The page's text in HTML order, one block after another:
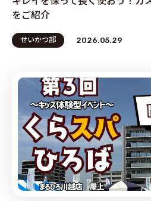
をご紹介
せいかつ部 2026.05.29